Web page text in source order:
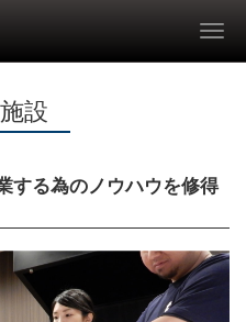
設
する為のノウハウを修得